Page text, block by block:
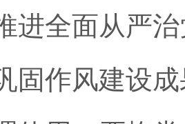
进全面从严
固作风建设